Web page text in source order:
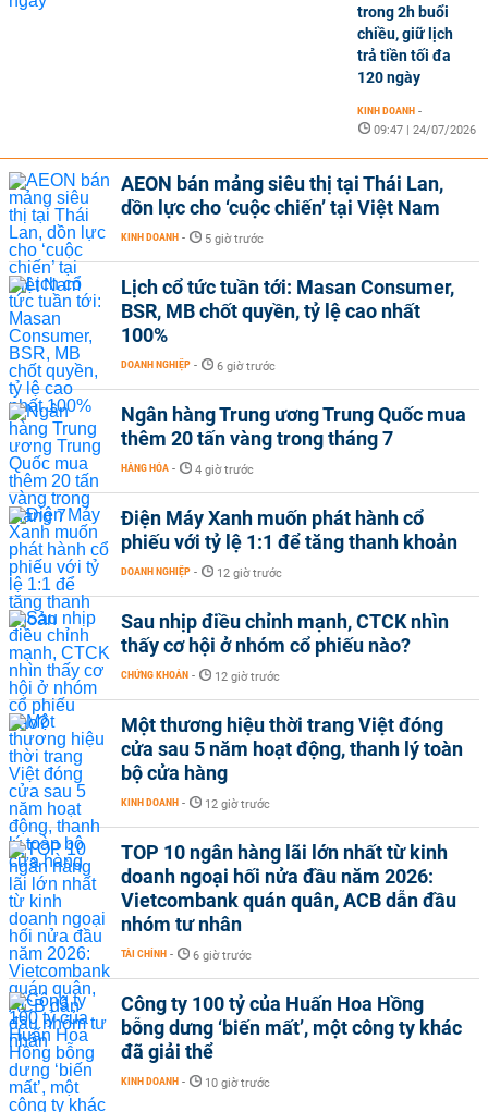
trong 2h buổi
chiều, giữ lịch
trả tiền tối đa
120 ngày
KINH DOANH -
09:47 | 24/07/2026
AEON bán mảng siêu thị tại Thái Lan,
dồn lực cho ‘cuộc chiến’ tại Việt Nam
KINH DOANH - 5 giờ trước
Lịch cổ tức tuần tới: Masan Consumer,
BSR, MB chốt quyền, tỷ lệ cao nhất
100%
DOANH NGHIỆP - 6 giờ trước
Ngân hàng Trung ương Trung Quốc mua
thêm 20 tấn vàng trong tháng 7
HÀNG HÓA - 4 giờ trước
Điện Máy Xanh muốn phát hành cổ
phiếu với tỷ lệ 1:1 để tăng thanh khoản
DOANH NGHIỆP - 12 giờ trước
Sau nhịp điều chỉnh mạnh, CTCK nhìn
thấy cơ hội ở nhóm cổ phiếu nào?
CHỨNG KHOÁN - 12 giờ trước
Một thương hiệu thời trang Việt đóng
cửa sau 5 năm hoạt động, thanh lý toàn
bộ cửa hàng
KINH DOANH - 12 giờ trước
TOP 10 ngân hàng lãi lớn nhất từ kinh
doanh ngoại hối nửa đầu năm 2026:
Vietcombank quán quân, ACB dẫn đầu
nhóm tư nhân
TÀI CHÍNH - 6 giờ trước
Công ty 100 tỷ của Huấn Hoa Hồng
bỗng dưng ‘biến mất’, một công ty khác
đã giải thể
KINH DOANH - 10 giờ trước